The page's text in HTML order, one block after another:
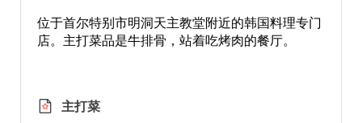
位于首尔特别市明洞天主教堂附近的韩国料理专门
店。主打菜品是牛排骨，站着吃烤肉的餐厅。
主打菜